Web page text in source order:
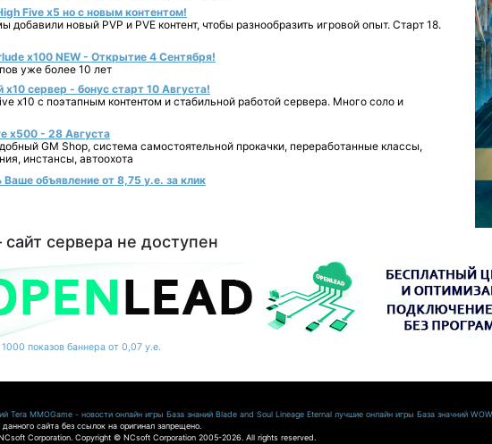
Five x5 но с новым контентом!
добавили новый PVP и PVE контент, чтобы разнообразить игровой опыт. Старт 18.
х100 NEW - Открытие 4 Сентября!
уже более 10 лет
сервер - бонус старт 10 Августа!
x10 с поэтапным контентом и стабильной работой сервера. Много соло и
x500 - 28 Августа
GM Shop, система самостоятельной прокачки, переработанные классы,
инстансы, автоохота
Ваше объявление от 8,75 у.е. за клик
сервера не доступен
показов баннера от 0,07 у.е.
Tera MMOGame - новости онлайн игры База знаний Blade and Soul Lineage Eternal лучшие онлайн игры База значний WOW
сайта без ссылок на оригинал запрещено.
Corporation. Copyright © NCsoft Corporation 2005-2026. All rights reserved.